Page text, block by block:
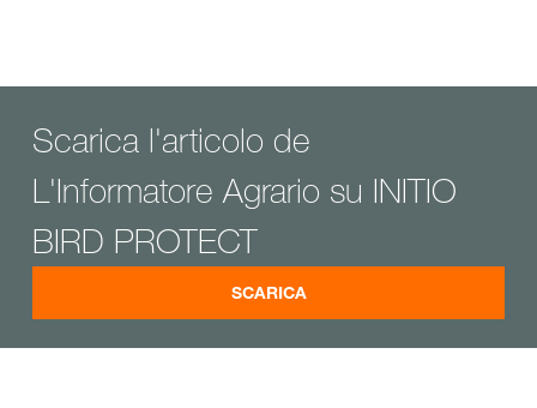
Scarica l'articolo de
L'Informatore Agrario su INITIO
BIRD PROTECT
SCARICA